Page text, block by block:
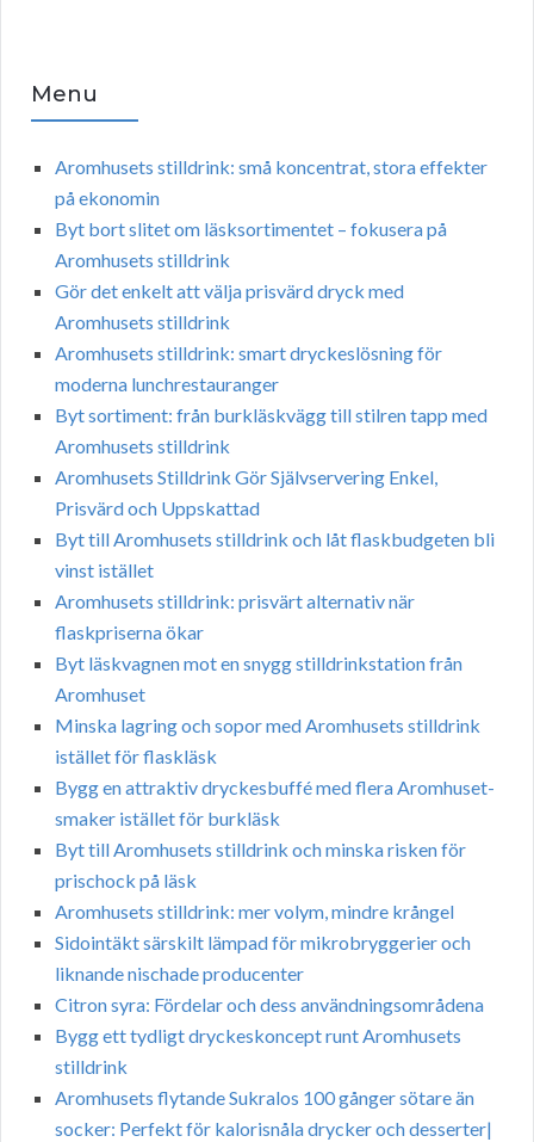
Menu
Aromhusets stilldrink: små koncentrat, stora effekter
på ekonomin
Byt bort slitet om läsksortimentet – fokusera på
Aromhusets stilldrink
Gör det enkelt att välja prisvärd dryck med
Aromhusets stilldrink
Aromhusets stilldrink: smart dryckeslösning för
moderna lunchrestauranger
Byt sortiment: från burkläskvägg till stilren tapp med
Aromhusets stilldrink
Aromhusets Stilldrink Gör Självservering Enkel,
Prisvärd och Uppskattad
Byt till Aromhusets stilldrink och låt flaskbudgeten bli
vinst istället
Aromhusets stilldrink: prisvärt alternativ när
flaskpriserna ökar
Byt läskvagnen mot en snygg stilldrinkstation från
Aromhuset
Minska lagring och sopor med Aromhusets stilldrink
istället för flaskläsk
Bygg en attraktiv dryckesbuffé med flera Aromhuset-
smaker istället för burkläsk
Byt till Aromhusets stilldrink och minska risken för
prischock på läsk
Aromhusets stilldrink: mer volym, mindre krångel
Sidointäkt särskilt lämpad för mikrobryggerier och
liknande nischade producenter
Citron syra: Fördelar och dess användningsområdena
Bygg ett tydligt dryckeskoncept runt Aromhusets
stilldrink
Aromhusets flytande Sukralos 100 gånger sötare än
socker: Perfekt för kalorisnåla drycker och desserter|